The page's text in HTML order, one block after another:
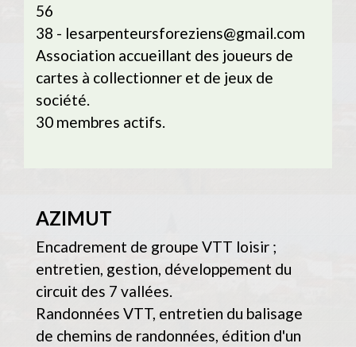
56
38 - lesarpenteursforeziens@gmail.com
Association accueillant des joueurs de
cartes à collectionner et de jeux de
société.
30 membres actifs.
AZIMUT
Encadrement de groupe VTT loisir ;
entretien, gestion, développement du
circuit des 7 vallées.
Randonnées VTT, entretien du balisage
de chemins de randonnées, édition d'un